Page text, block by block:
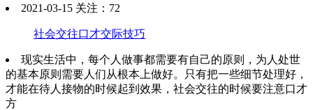
2021-03-15 关注：72
社会交往口才交际技巧
现实生活中，每个人做事都需要有自己的原则，为人处世
的基本原则需要人们从根本上做好。只有把一些细节处理好，
才能在待人接物的时候起到效果，社会交往的时候要注意口才
方